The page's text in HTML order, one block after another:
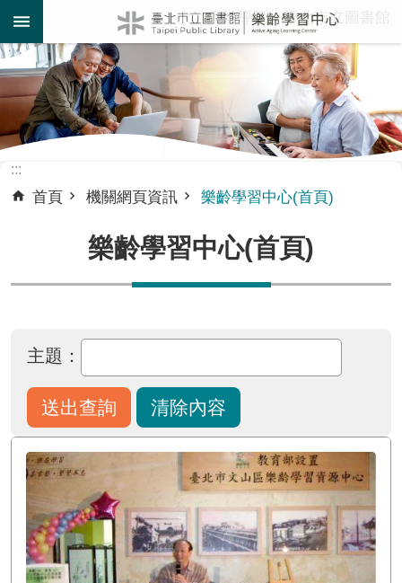
跳到主要內容區塊 網站導覽 臺北市立圖書館
:::
首頁 機關網頁資訊 樂齡學習中心(首頁)
樂齡學習中心(首頁)
主題：